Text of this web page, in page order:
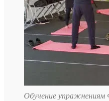
Обучение упражнениям